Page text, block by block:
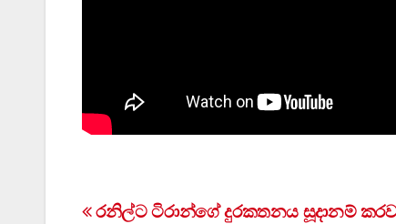
රනිල්ට ටිරාන්ගේ දුරකතනය සූදානම්